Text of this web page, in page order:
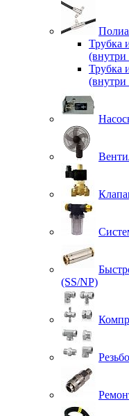
Трубка
Трубка
(SS/NP)